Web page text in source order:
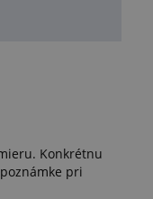
Konkrétnu
pri